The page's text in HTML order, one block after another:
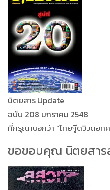
นิตยสาร Update
ฉบับ 208 มกราคม 2548
ที่กรุณาบอกว่า “ไทยกู๊ดวิวดอท
ขอขอบคุณ นิตยสาร